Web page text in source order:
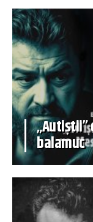
„Autiștii”
balamuc